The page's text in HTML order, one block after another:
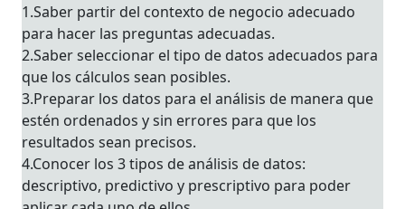
1.Saber partir del contexto de negocio adecuado
para hacer las preguntas adecuadas.
2.Saber seleccionar el tipo de datos adecuados para
que los cálculos sean posibles.
3.Preparar los datos para el análisis de manera que
estén ordenados y sin errores para que los
resultados sean precisos.
4.Conocer los 3 tipos de análisis de datos:
descriptivo, predictivo y prescriptivo para poder